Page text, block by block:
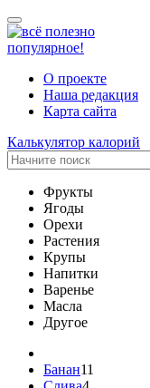
популярное!
О проекте
Наша редакция
Карта сайта
Калькулятор калорий
Фрукты
Ягоды
Орехи
Растения
Крупы
Напитки
Варенье
Масла
Другое
Банан11